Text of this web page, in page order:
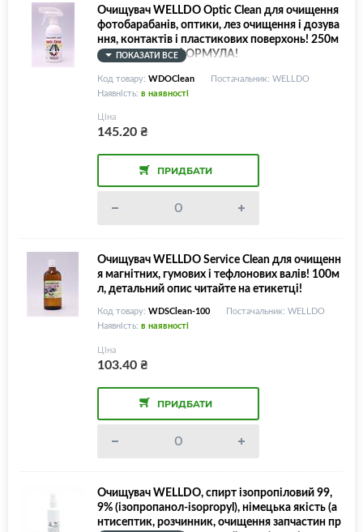
Очищувач WELLDO Optic Clean для очищення
фотобарабанів, оптики, лез очищення і дозува
ння, контактів і пластикових поверхонь! 250м
л, ОНОВЛЕНА ФОРМУЛА!
ПОКАЗАТИ ВСЕ
Код товару: WDOClean
Постачальник: WELLDO
Наявність: в наявності
Ціна
145.20₴
ПРИДБАТИ
Очищувач WELLDO Service Clean для очищенн
я магнітних, гумових і тефлонових валів! 100м
л, детальний опис читайте на етикетці!
Код товару: WDSClean-100
Постачальник: WELLDO
Наявність: в наявності
Ціна
103.40₴
ПРИДБАТИ
Очищувач WELLDO, спирт ізопропіловий 99,
9% (ізопропанол-isopropyl), німецька якість (а
нтисептик, розчинник, очищення запчастин пр